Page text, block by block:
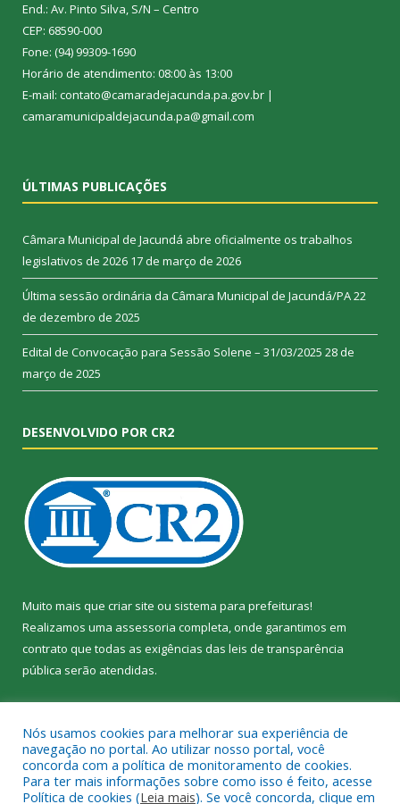
End.: Av. Pinto Silva, S/N – Centro
CEP: 68590-000
Fone: (94) 99309-1690
Horário de atendimento: 08:00 às 13:00
E-mail: contato@camaradejacunda.pa.gov.br |
camaramunicipaldejacunda.pa@gmail.com
ÚLTIMAS PUBLICAÇÕES
Câmara Municipal de Jacundá abre oficialmente os trabalhos
legislativos de 2026 17 de março de 2026
Última sessão ordinária da Câmara Municipal de Jacundá/PA22
de dezembro de 2025
Edital de Convocação para Sessão Solene – 31/03/2025 28 de
março de 2025
DESENVOLVIDO POR CR2
Muito mais que criar site ou sistema para prefeituras!
Realizamos uma assessoria completa, onde garantimos em
contrato que todas as exigências das leis de transparência
pública serão atendidas.
Nós usamos cookies para melhorar sua experiência de
navegação no portal. Ao utilizar nosso portal, você
concorda com a política de monitoramento de cookies.
Para ter mais informações sobre como isso é feito, acesse
Política de cookies (Leia mais). Se você concorda, clique em